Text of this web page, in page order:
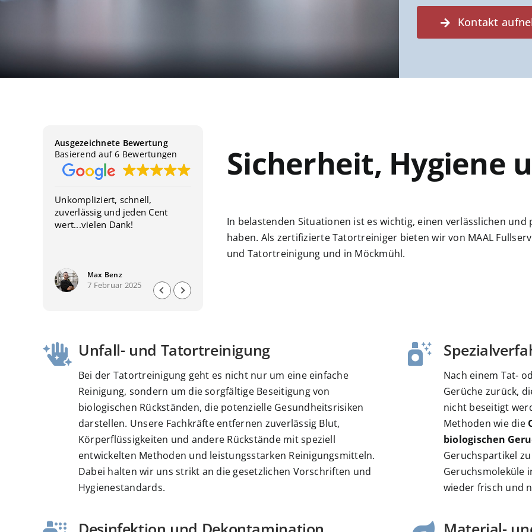
Kontakt
Ausgezeichnete Bewertung
Basierend auf 6 Bewertungen
Unkompliziert, schnell,
zuverlässig und jeden Cent
wert...vielen Dank!
Max Benz
7 Februar 2025
Reinigungsfirma! Die Reinigung
wurde schnell, gründlich und
mit Sorgfalt durchgeführt.
Besonders gut war die
Viele Grüße
Weiterlesen
Fullservice Unterhaltsreinigung!
Von Anfang an lief alles genau
so, wie besprochen. Die
Die Sauberkeit nach der
Reinigung war beeindruckend.
Jeder Winkel wurde gründlich
gereinigt, und es blieb nichts
sofort zu sehen, dass hier mit
viel Sorgfalt und Liebe zum
Detail gearbeitet wird. Alle
Absprachen wurden zu 100 %
eingehalten, und das Ergebnis
hat unsere Erwartungen sogar
wärmstens weiterempfehlen
Weiterlesen
Sicherheit, Hygiene
In belastenden Situationen ist es wichtig, einen verlässlichen
haben. Als zertifizierte Tatortreiniger bieten wir von MAAL
und Tatortreinigung und in Möckmühl.
Unfall- und Tatortreinigung
Bei der Tatortreinigung geht es nicht nur um eine einfache
Reinigung, sondern um die sorgfältige Beseitigung von
biologischen Rückständen, die potenzielle Gesundheitsrisiken
darstellen. Unsere Fachkräfte entfernen zuverlässig Blut,
Körperflüssigkeiten und andere Rückstände mit speziell
entwickelten Methoden und leistungsstarken Reinigungsmitteln.
Dabei halten wir uns strikt an die gesetzlichen Vorschriften und
Hygienestandards.
Nach einem Tat-
Gerüche zurück,
nicht beseitigt
Methoden wie die
biologischen
Geruchspartikel
Geruchsmoleküle
wieder frisch und